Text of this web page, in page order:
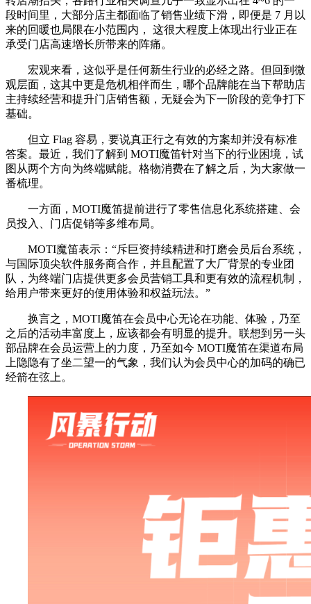
段时间里，大部分店主都面临了销售业绩下滑，即便是 7 月以
来的回暖也局限在小范围内， 这很大程度上体现出行业正在
承受门店高速增长所带来的阵痛。
宏观来看，这似乎是任何新生行业的必经之路。但回到微
观层面，这其中更是危机相伴而生，哪个品牌能在当下帮助店
主持续经营和提升门店销售额，无疑会为下一阶段的竞争打下
基础。
但立 Flag 容易，要说真正行之有效的方案却并没有标准
答案。最近，我们了解到 MOTI魔笛针对当下的行业困境，试
图从两个方向为终端赋能。格物消费在了解之后，为大家做一
番梳理。
一方面，MOTI魔笛提前进行了零售信息化系统搭建、会
员投入、门店促销等多维布局。
MOTI魔笛表示：“斥巨资持续精进和打磨会员后台系统，
与国际顶尖软件服务商合作，并且配置了大厂背景的专业团
队，为终端门店提供更多会员营销工具和更有效的流程机制，
给用户带来更好的使用体验和权益玩法。”
换言之，MOTI魔笛在会员中心无论在功能、体验，乃至
之后的活动丰富度上，应该都会有明显的提升。联想到另一头
部品牌在会员运营上的力度，乃至如今 MOTI魔笛在渠道布局
上隐隐有了坐二望一的气象，我们认为会员中心的加码的确已
经箭在弦上。